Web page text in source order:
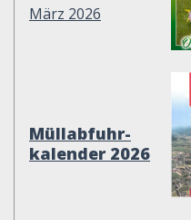
März 2026
Müllabfuhr-
kalender 2026